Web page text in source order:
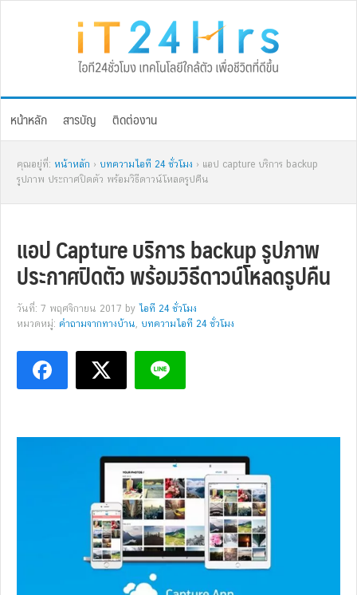
หน้าหลัก สารบัญ ติดต่องาน
คุณอยู่ที่: หน้าหลัก › บทความไอที 24 ชั่วโมง › แอป capture บริการ backup
รูปภาพ ประกาศปิดตัว พร้อมวิธีดาวน์โหลดรูปคืน
แอป Capture บริการ backup รูปภาพ
ประกาศปิดตัว พร้อมวิธีดาวน์โหลดรูปคืน
วันที่: 7 พฤศจิกายน 2017 by ไอที 24 ชั่วโมง
หมวดหมู่: คำถามจากทางบ้าน, บทความไอที 24 ชั่วโมง